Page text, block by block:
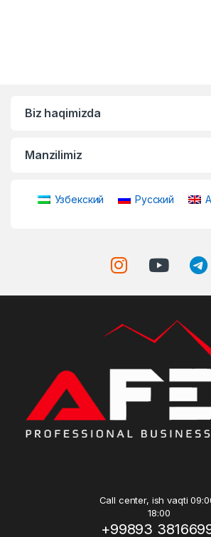
Biz haqimizda
Manzilimiz
Узбекский Русский
Call center, ish vaqti
18:00
+99893